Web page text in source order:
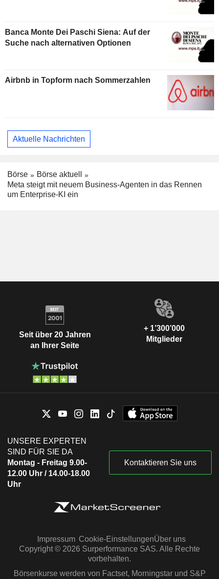
Banca Monte Dei Paschi Siena: Auf der
Suche nach alternativen Optionen
Airbnb in Topform nach Sommerzahlen
Aktuelle Nachrichten
Börse
Börse aktuell
Meta steigt mit neuem Business-Agenten in das Rennen
um Enterprise-KI ein
Seit über 20 Jahren
an Ihrer Seite
+ 1’300’000
Mitglieder
UNSERE EXPERTEN
SIND FÜR SIE DA
Montag - Freitag 9.00-
12.00 Uhr / 14.00-18.00
Uhr
Kontaktieren Sie uns
Impressum Cookie-EinstellungenÜber uns
Copyright © 2026 Surperformance SAS. Alle Rechte
vorbehalten.
Börsenkurse werden von Factset, Morningstar und S&P